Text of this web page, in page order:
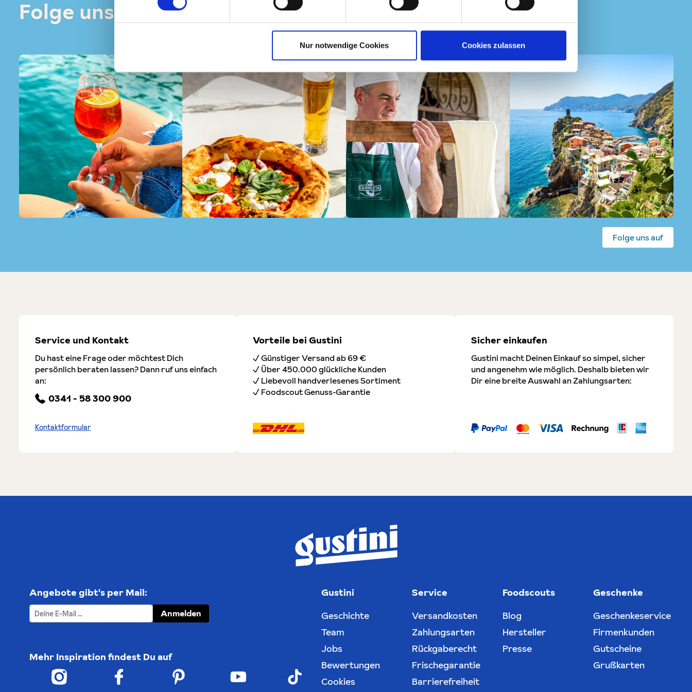
Nur notwendige Cookies Cookies zulassen
Folge uns auf Instagram
Folge uns auf
Service und Kontakt
Du hast eine Frage oder möchtest Dich
persönlich beraten lassen? Dann ruf uns einfach
an:
0341 - 58 300 900
Kontaktformular
Vorteile bei Gustini
✓ Günstiger Versand ab 69 €
✓ Über 450.000 glückliche Kunden
✓ Liebevoll handverlesenes Sortiment
✓ Foodscout Genuss-Garantie
Sicher einkaufen
Gustini macht Deinen Einkauf so simpel, sicher
und angenehm wie möglich. Deshalb bieten wir
Dir eine breite Auswahl an Zahlungsarten:
Angebote gibt's per Mail:
Anmelden
Mehr Inspiration findest Du auf
Gustini
Geschichte
Team
Jobs
Bewertungen
Cookies
Service
Versandkosten
Zahlungsarten
Rückgaberecht
Frischegarantie
Barrierefreiheit
Foodscouts
Blog
Hersteller
Presse
Geschenke
Geschenkeservice
Firmenkunden
Gutscheine
Grußkarten